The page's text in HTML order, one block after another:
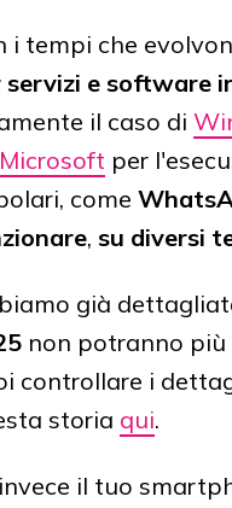
i tempi che
servizi e software
il caso di
Microsoft per
come
, su diversi
già
non potranno
controllare i
storia qui.
il tuo